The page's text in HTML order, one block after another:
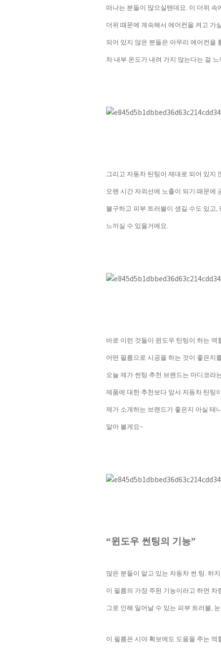
떠나는 분들이 많으실텐데요. 이 더위 속
더위 때문에 계속해서 에어컨을 켜고 가
되어 있지 않은 분들은 아무리 에어컨을
차 내부 온도가 내려 가지 않는다는 걸
그리고 자동차 틴팅이 제대로 되어 있지
오랜 시간 자외선에 노출이 되기 때문에
불구하고 피부 트러블이 생길 수도 있고,
느끼실 수 있을거에요.
바로 이런 것들이 윈도우 틴팅이 하는
어떤 필름으로 시공을 하는 것이 좋은지
오늘 제가 썬팅 추천 브랜드는 마디코라
제품에 대한 추천보다 앞서 자동차 틴팅
제가 소개하는 브랜드가 좋은지 아실 테
알아 볼게요~
“윈도우 썬팅의 기능”
많은 분들이 알고 있는 자동차 썬 팅 하
이 필름의 가장 주된 기능이라고 하면
그로 인해 일어날 수 있는 피부 트러블
이 필름은 시야 확보에도 도움을 주는 역